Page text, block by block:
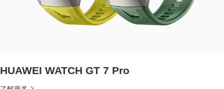
HUAWEI WATCH GT 7 Pro